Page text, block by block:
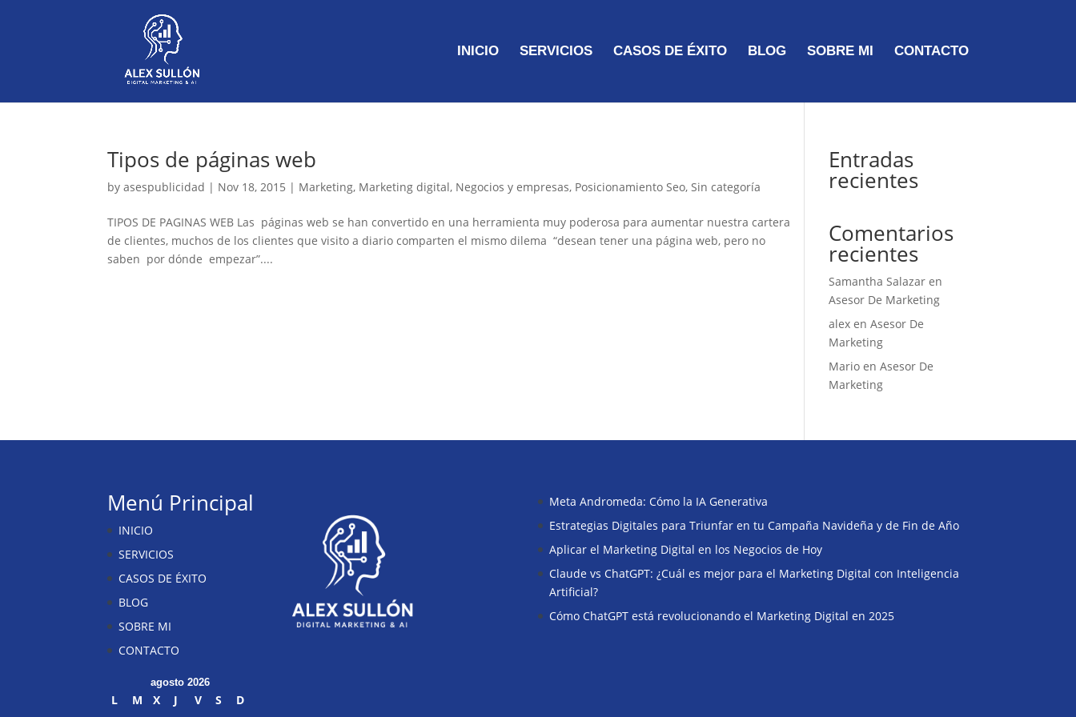
INICIO SERVICIOS CASOS DE ÉXITO BLOG SOBRE MI CONTACTO
Tipos de páginas web
byasespublicidad | Nov 18, 2015 | Marketing, Marketing digital, Negocios y empresas, Posicionamiento Seo,Sin categoría
TIPOS DE PAGINAS WEB Las páginas web se han convertido en una herramienta muy poderosa para aumentar nuestra cartera
de clientes, muchos de los clientes que visito a diario comparten el mismo dilema “desean tener una página web, pero no
saben por dónde empezar”....
Entradas
recientes
Comentarios
recientes
Samantha Salazar en
Asesor De Marketing
alex enAsesor De
Marketing
Mario enAsesor De
Marketing
Menú Principal
INICIO
SERVICIOS
CASOS DE ÉXITO
BLOG
SOBRE MI
CONTACTO
agosto 2026
L M X J V S
D
Meta Andromeda: Cómo la IA Generativa
Estrategias Digitales para Triunfar en tu Campaña Navideña y de Fin de Año
Aplicar el Marketing Digital en los Negocios de Hoy
Claude vs ChatGPT: ¿Cuál es mejor para el Marketing Digital con Inteligencia
Artificial?
Cómo ChatGPT está revolucionando el Marketing Digital en 2025